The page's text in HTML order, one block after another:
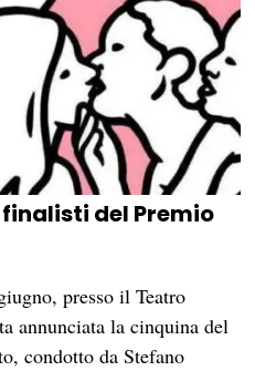
del Premio
presso il Teatro
annunciata la cinquina del
condotto da Stefano